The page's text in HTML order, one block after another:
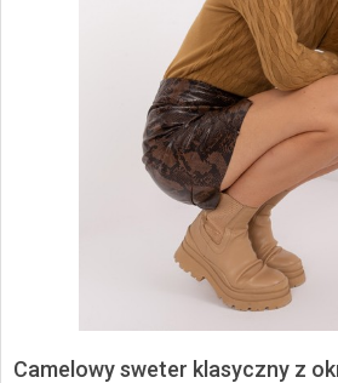
Camelowy sweter klasyczny z